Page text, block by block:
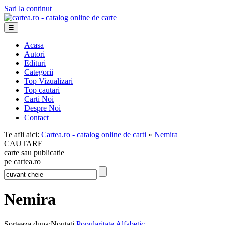
Sari la continut
☰
Acasa
Autori
Edituri
Categorii
Top Vizualizari
Top cautari
Carti Noi
Despre Noi
Contact
Te afli aici: Cartea.ro - catalog online de carti » Nemira
CAUTARE
carte sau publicatie
pe cartea.ro
Nemira